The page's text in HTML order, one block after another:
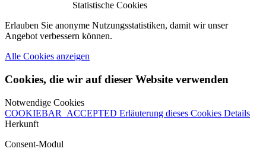
Statistische Cookies
Erlauben Sie anonyme Nutzungsstatistiken, damit wir unser
Angebot verbessern können.
Alle Cookies anzeigen
Cookies, die wir auf dieser Website verwenden
Notwendige Cookies
COOKIEBAR_ACCEPTED Erläuterung dieses Cookies Details
Herkunft
Consent-Modul